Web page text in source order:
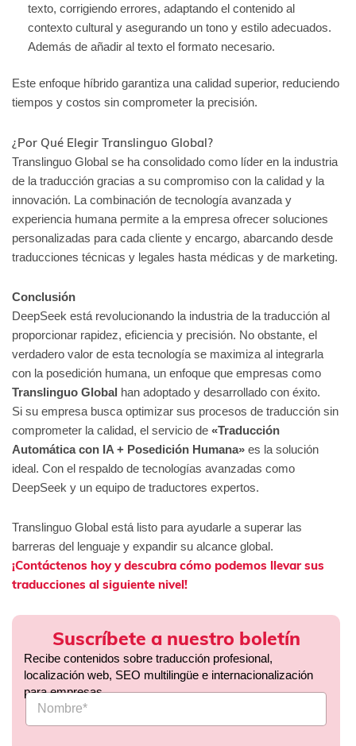
texto, corrigiendo errores, adaptando el contenido al
contexto cultural y asegurando un tono y estilo adecuados.
Además de añadir al texto el formato necesario.
Este enfoque híbrido garantiza una calidad superior, reduciendo
tiempos y costos sin comprometer la precisión.
¿Por Qué Elegir Translinguo Global?
Translinguo Global se ha consolidado como líder en la industria
de la traducción gracias a su compromiso con la calidad y la
innovación. La combinación de tecnología avanzada y
experiencia humana permite a la empresa ofrecer soluciones
personalizadas para cada cliente y encargo, abarcando desde
traducciones técnicas y legales hasta médicas y de marketing.
Conclusión
DeepSeek está revolucionando la industria de la traducción al
proporcionar rapidez, eficiencia y precisión. No obstante, el
verdadero valor de esta tecnología se maximiza al integrarla
con la posedición humana, un enfoque que empresas como
Translinguo Global han adoptado y desarrollado con éxito.
Si su empresa busca optimizar sus procesos de traducción sin
comprometer la calidad, el servicio de «Traducción
Automática con IA + Posedición Humana» es la solución
ideal. Con el respaldo de tecnologías avanzadas como
DeepSeek y un equipo de traductores expertos.
Translinguo Global está listo para ayudarle a superar las
barreras del lenguaje y expandir su alcance global.
¡Contáctenos hoy y descubra cómo podemos llevar sus
traducciones al siguiente nivel!
Suscríbete a nuestro boletín
Recibe contenidos sobre traducción profesional,
localización web, SEO multilingüe e internacionalización
para empresas.